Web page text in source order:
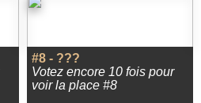
#8 - ???
Votez encore 10 fois pour
voir la place #8